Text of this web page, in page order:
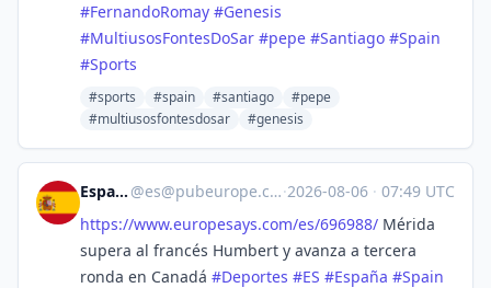
#FernandoRomay #Genesis
#MultiusosFontesDoSar #pepe #Santiago #Spain
#Sports
#sports #spain #santiago
#pepe
#multiusosfontesdosar
#genesis
España @es@pubeurope.com ·2026-08-06 · 07:49 UTC
https://www.europesays.com/es/696988/ Mérida
supera al francés Humbert y avanza a tercera
ronda en Canadá #Deportes #ES #España #Spain